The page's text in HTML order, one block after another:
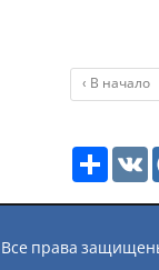
‹ В начало
Ресурс
Все права